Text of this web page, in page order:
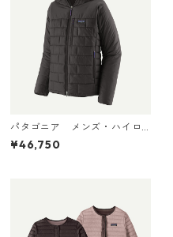
パタゴニア メンズ・ハイロ
フト・ナノ・パフ・フーデ
¥46,750